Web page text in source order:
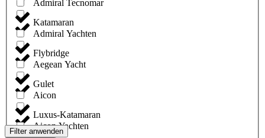
Admiral Tecnomar
Admiral Yachten
Aegean Yacht
Aicon
Aicon Yachten
Katamaran
Flybridge
Gulet
Luxus-Katamaran
Filter anwenden